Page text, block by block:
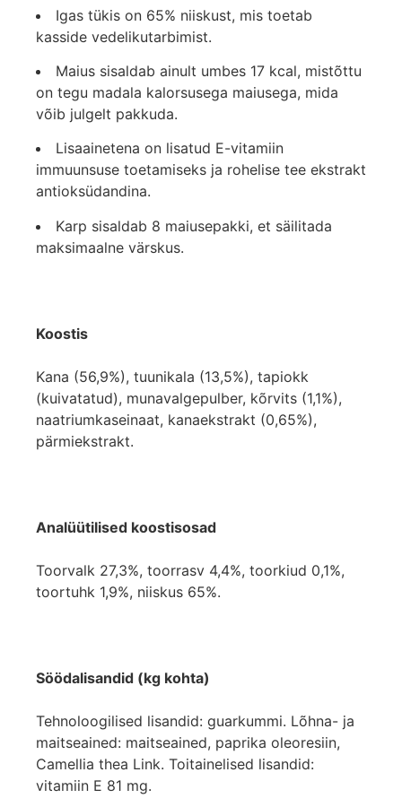
Igas tükis on 65% niiskust, mis toetab
kasside vedelikutarbimist.
Maius sisaldab ainult umbes 17 kcal, mistõttu
on tegu madala kalorsusega maiusega, mida
võib julgelt pakkuda.
Lisaainetena on lisatud E-vitamiin
immuunsuse toetamiseks ja rohelise tee ekstrakt
antioksüdandina.
Karp sisaldab 8 maiusepakki, et säilitada
maksimaalne värskus.
Koostis
Kana (56,9%), tuunikala (13,5%), tapiokk
(kuivatatud), munavalgepulber, kõrvits (1,1%),
naatriumkaseinaat, kanaekstrakt (0,65%),
pärmiekstrakt.
Analüütilised koostisosad
Toorvalk 27,3%, toorrasv 4,4%, toorkiud 0,1%,
toortuhk 1,9%, niiskus 65%.
Söödalisandid (kg kohta)
Tehnoloogilised lisandid: guarkummi. Lõhna- ja
maitseained: maitseained, paprika oleoresiin,
Camellia thea Link. Toitainelised lisandid:
vitamiin E 81 mg.